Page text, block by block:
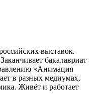
выставок.
бакалавриат
«Анимация
в разных медиумах,
Живёт и работает